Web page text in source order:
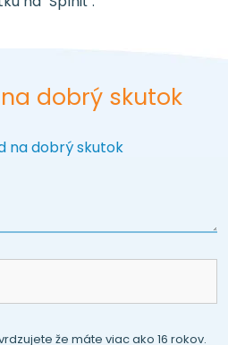
dobrý skutok
že máte viac ako 16 rokov.